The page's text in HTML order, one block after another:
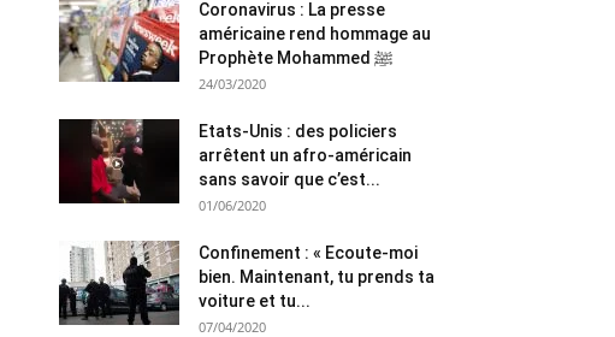
Coronavirus : La presse
américaine rend hommage au
Prophète Mohammed ﷺ
24/03/2020
Etats-Unis : des policiers
arrêtent un afro-américain
sans savoir que c’est...
01/06/2020
Confinement : « Ecoute-moi
bien. Maintenant, tu prends ta
voiture et tu...
07/04/2020